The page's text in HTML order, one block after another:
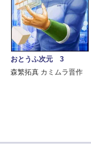
おとうふ次元 3
森繁拓真 カミムラ晋作